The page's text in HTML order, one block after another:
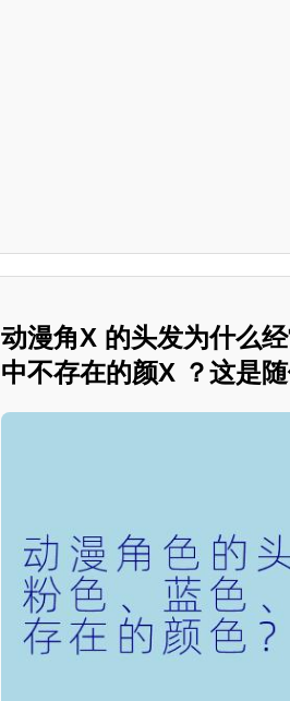
动漫角X 的头发为什么
中不存在的颜X ？这是